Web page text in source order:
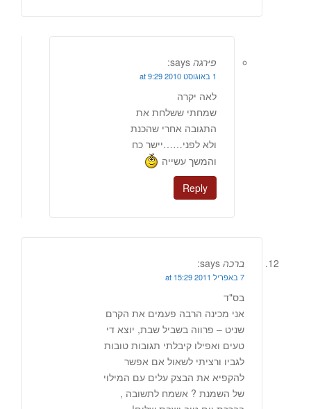
פירגה says:
1 באוגוסט 2010 at 9:29
לאה יקרה
שמחתי ששלחת את
התגובה אחרי שהכנת
ולא לפני……יישר כח
והמשך עשייה
Reply
ברכה says:
7 באפריל 2011 at 15:29
בס"ד
אני מכינה הרבה פעמים את הקרם
שניט – פרווה בשביל שבת, יוצא די
טעים ואפילו קיבלתי תגובות טובות
לגביו ורציתי לשאול אם אפשר
להקפיא את הבצק עלים עם המילוי
של השמנת ? אשמח לתשובה ,